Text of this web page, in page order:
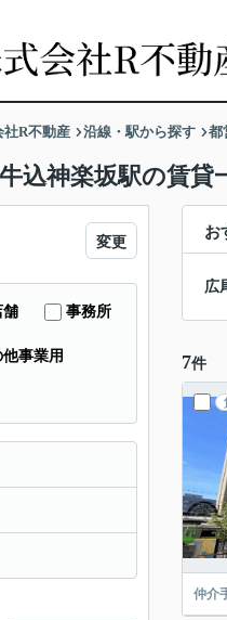
社R不動産 沿線・駅から探す 都
込神楽坂駅の賃貸
お
広
7件
仲介
変更
舗 事務所
他事業用